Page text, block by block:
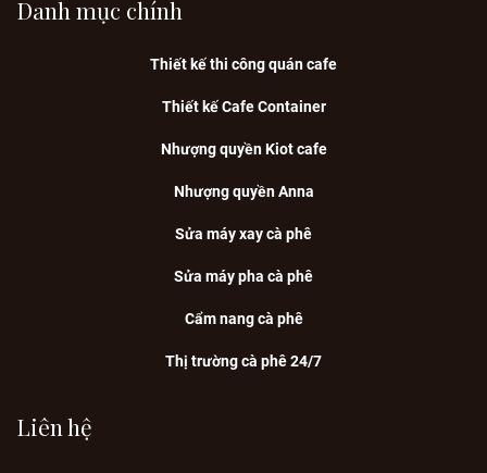
Danh mục chính
Thiết kế thi công quán cafe
Thiết kế Cafe Container
Nhượng quyền Kiot cafe
Nhượng quyền Anna
Sửa máy xay cà phê
Sửa máy pha cà phê
Cẩm nang cà phê
Thị trường cà phê 24/7
Liên hệ